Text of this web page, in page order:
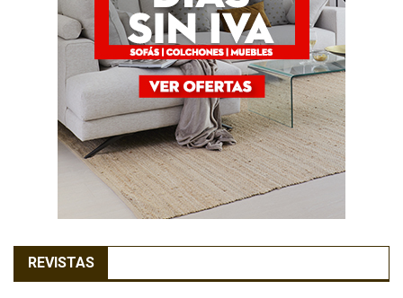
REVISTAS